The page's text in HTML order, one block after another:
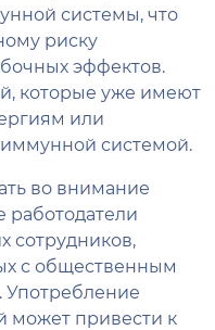
системы, что
риску
эффектов.
которые уже имеют
или
системой.
во внимание
работодатели
сотрудников,
с общественным
Употребление
может привести к